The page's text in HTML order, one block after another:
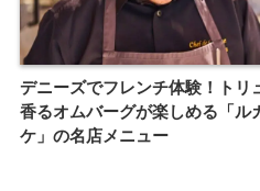
デニーズでフレンチ体験！トリ
香るオムバーグが楽しめる「ル
ケ」の名店メニュー